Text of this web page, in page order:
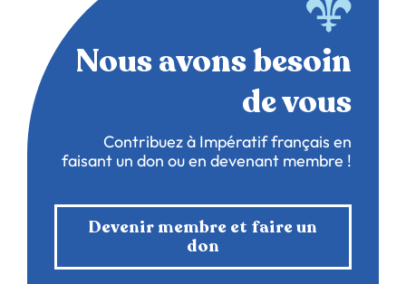
Nous avons besoin
de vous
Contribuez à Impératif français en
faisant un don ou en devenant membre !
Devenir membre et faire un
don